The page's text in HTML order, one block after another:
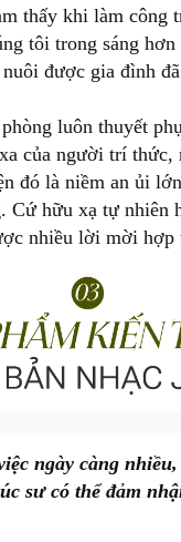
thấy khi làm công
tôi trong sáng
được gia đình
luôn thuyết
của người trí thức,
đó là niềm an ủi
Cứ hữu xạ tự nhiên
nhiều lời mời hợp
ngày càng
sư có thể đảm